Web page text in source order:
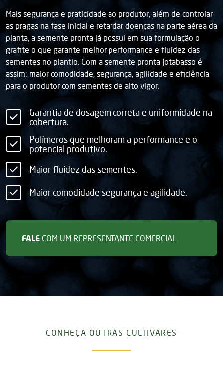
Mais segurança e praticidade ao produtor, além de controlar
as pragas na fase inicial e retardar doenças na parte aérea da
planta, a semente pronta já possui em sua formulação o
grafite o que garante melhor performance e fluidez das
sementes no plantio. Com a semente pronta Jotabasso é
assim: maior comodidade, segurança, agilidade e eficiência
para o produtor com sementes de alto vigor.
Garantia de dosagem correta e uniformidade na
cobertura.
Polímeros que melhoram a performance e o
potencial produtivo.
Maior fluidez das sementes.
Maior comodidade segurança e agilidade.
FALE COM UM REPRESENTANTE COMERCIAL
CONHEÇA OUTRAS CULTIVARES